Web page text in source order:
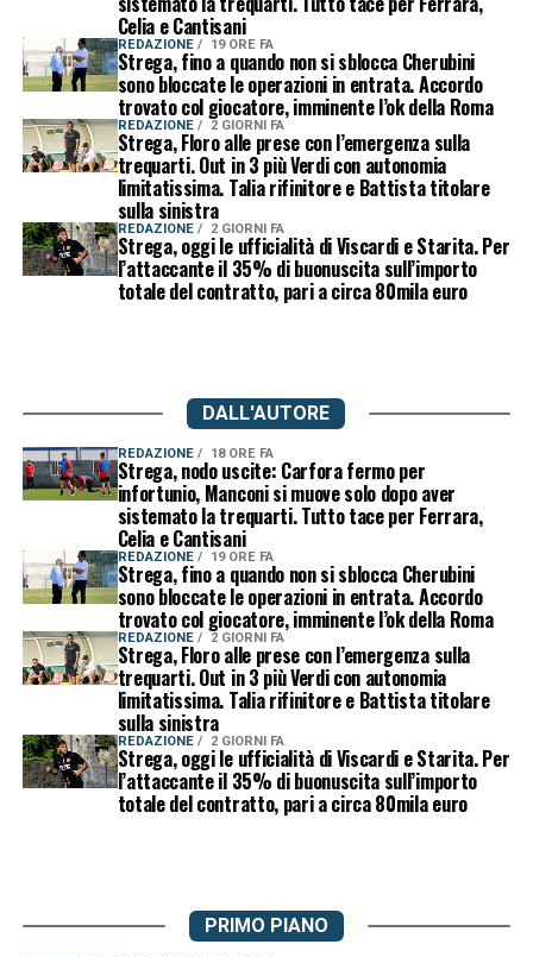
Celia e Cantisani
REDAZIONE 19 ORE FA
Strega, fino a quando non si sblocca Cherubini
sono bloccate le operazioni in entrata. Accordo
trovato col giocatore, imminente l’ok della Roma
REDAZIONE 2 GIORNI FA
Strega, Floro alle prese con l’emergenza sulla
trequarti. Out in 3 più Verdi con autonomia
limitatissima. Talia rifinitore e Battista titolare
sulla sinistra
REDAZIONE 2 GIORNI FA
Strega, oggi le ufficialità di Viscardi e Starita. Per
l’attaccante il 35% di buonuscita sull’importo
totale del contratto, pari a circa 80mila euro
DALL'AUTORE
REDAZIONE 18 ORE FA
Strega, nodo uscite: Carfora fermo per
infortunio, Manconi si muove solo dopo aver
sistemato la trequarti. Tutto tace per Ferrara,
Celia e Cantisani
REDAZIONE 19 ORE FA
Strega, fino a quando non si sblocca Cherubini
sono bloccate le operazioni in entrata. Accordo
trovato col giocatore, imminente l’ok della Roma
REDAZIONE 2 GIORNI FA
Strega, Floro alle prese con l’emergenza sulla
trequarti. Out in 3 più Verdi con autonomia
limitatissima. Talia rifinitore e Battista titolare
sulla sinistra
REDAZIONE 2 GIORNI FA
Strega, oggi le ufficialità di Viscardi e Starita. Per
l’attaccante il 35% di buonuscita sull’importo
totale del contratto, pari a circa 80mila euro
PRIMO PIANO